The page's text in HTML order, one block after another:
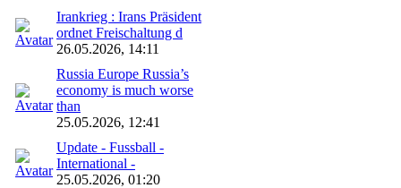
Irankrieg : Irans Präsident
ordnet Freischaltung d
26.05.2026, 14:11
Russia Europe Russia’s
economy is much worse
than
25.05.2026, 12:41
Update - Fussball -
International -
25.05.2026, 01:20